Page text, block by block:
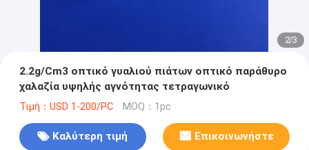
2/3
2.2g/Cm3 οπτικό γυαλιού πιάτων οπτικό παράθυρο
χαλαζία υψηλής αγνότητας τετραγωνικό
Τιμή：USD 1-200/PC MOQ：1pc
Καλύτερη τιμή Επικοινωνήστε